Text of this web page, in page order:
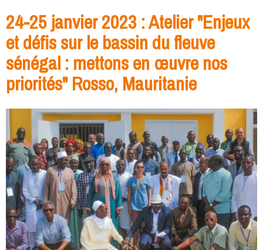
24-25 janvier 2023 : Atelier "Enjeux
et défis sur le bassin du fleuve
sénégal : mettons en œuvre nos
priorités" Rosso, Mauritanie